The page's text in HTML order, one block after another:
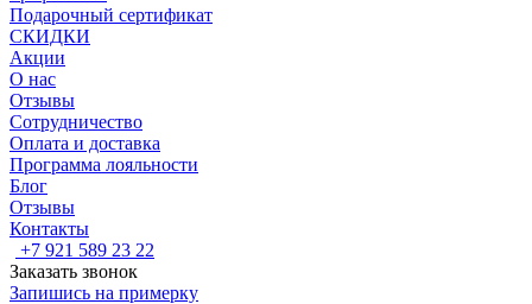
Подарочный сертификат
СКИДКИ
Акции
О нас
Отзывы
Сотрудничество
Оплата и доставка
Программа лояльности
Блог
Отзывы
Контакты
+7 921 589 23 22
Заказать звонок
Запишись на примерку